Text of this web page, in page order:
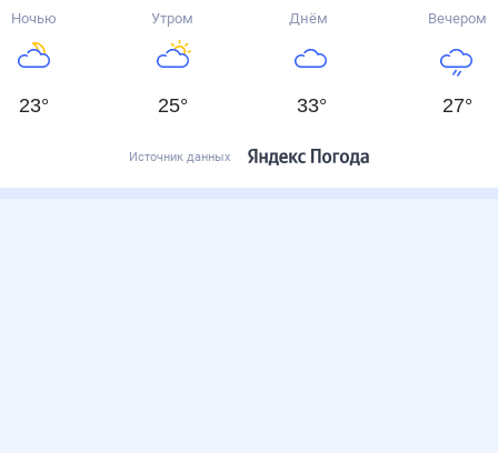
Ночью
23°
Утром
25°
Днём
33°
Вечером
27°
Источник данных